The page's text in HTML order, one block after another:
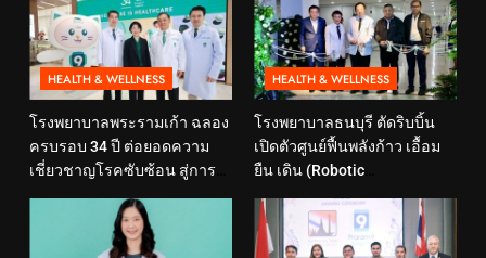
HEALTH & WELLNESS
โรงพยาบาลพระรามเก้า ฉลอง
ครบรอบ 34 ปี ต่อยอดความ
เชี่ยวชาญโรคซับซ้อน สู่การ
โจทย์ไลฟ์สไตล์ ภายใต้แนวคิด
“SELF-CARE IS HEALTHCARE”
HEALTH & WELLNESS
โรงพยาบาลธนบุรี ตัดริบบิ้น
เปิดตัวศูนย์ฟื้นพลังก้าว เอื้อม
ยืน เดิน (Robotic
เทคโนโลยีสุดล้ำ หุ่นยนต์ฝึก
เดิน มาเพิ่มประสิทธิภาพ